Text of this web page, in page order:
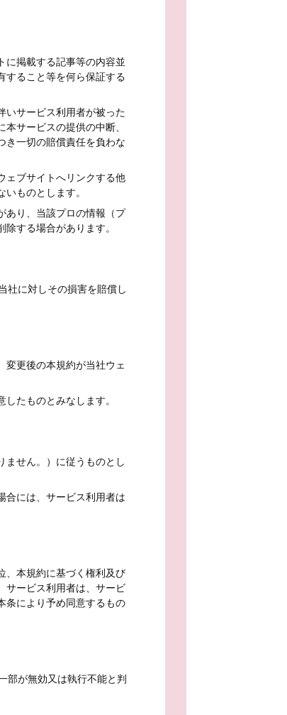
に掲載する記事等の内容並
すること等を何ら保証する
いサービス利用者が被った
サービスの提供の中断、
き一切の賠償責任を負わな
ェブサイトへリンクする他
ものとします。
あり、当該プロの情報（プ
する場合があります。
社に対しその損害を賠償し
変更後の本規約が当社ウェ
たものとみなします。
ません。）に従うものとし
合には、サービス利用者は
、本規約に基づく権利及び
サービス利用者は、サービ
条により予め同意するもの
部が無効又は執行不能と判